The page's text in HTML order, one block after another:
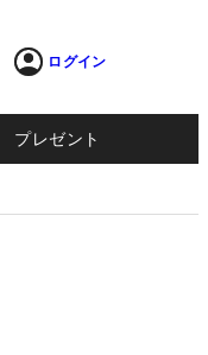
ログイン
プレゼント